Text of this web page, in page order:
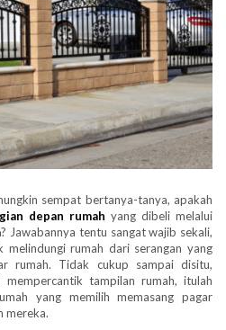
sempat bertanya-tanya, apakah
depan rumah yang dibeli melalui
? Jawabannya tentu sangat wajib sekali,
rumah dari serangan yang
rumah. Tidak cukup sampai disitu,
tampilan rumah, itulah
yang memilih memasang pagar
mereka.